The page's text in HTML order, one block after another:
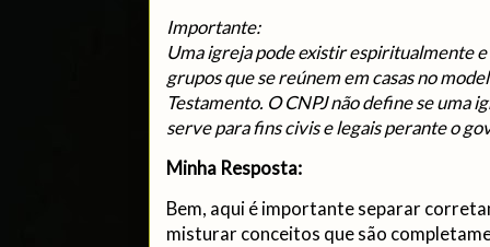
Importante:
Uma igreja pode existir espiritualmente
grupos que se reúnem em casas no
Testamento. O CNPJ não define se uma
serve para fins civis e legais perante o
Minha Resposta:
Bem, aqui é importante separar
misturar conceitos que são